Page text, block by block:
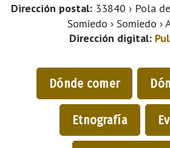
Dirección postal: 33840 › Pola
Somiedo › Somiedo ›
Dirección digital:
Dónde comer
Etnografía